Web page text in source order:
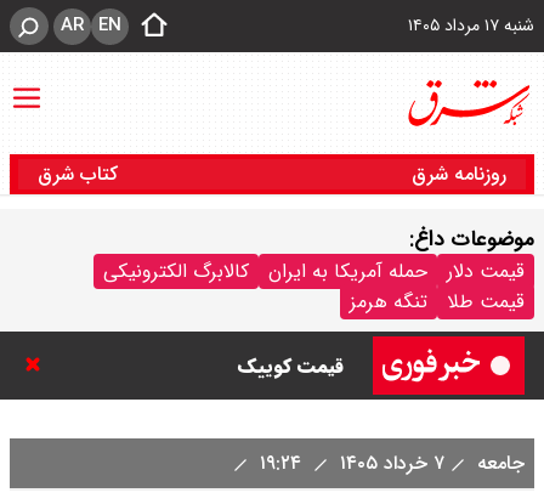
شنبه ۱۷ مرداد ۱۴۰۵ EN
AR
روزنامه شرق کتاب شرق
موضوعات داغ:
قیمت دلار حمله آمریکا به ایران
کالابرگ الکترونیکی
قیمت طلا
تنگه هرمز
قیمت خودرو امروز شنبه ۱۷ مرداد
قیمت کوییک
جامعه ۷ خرداد ۱۴۰۵